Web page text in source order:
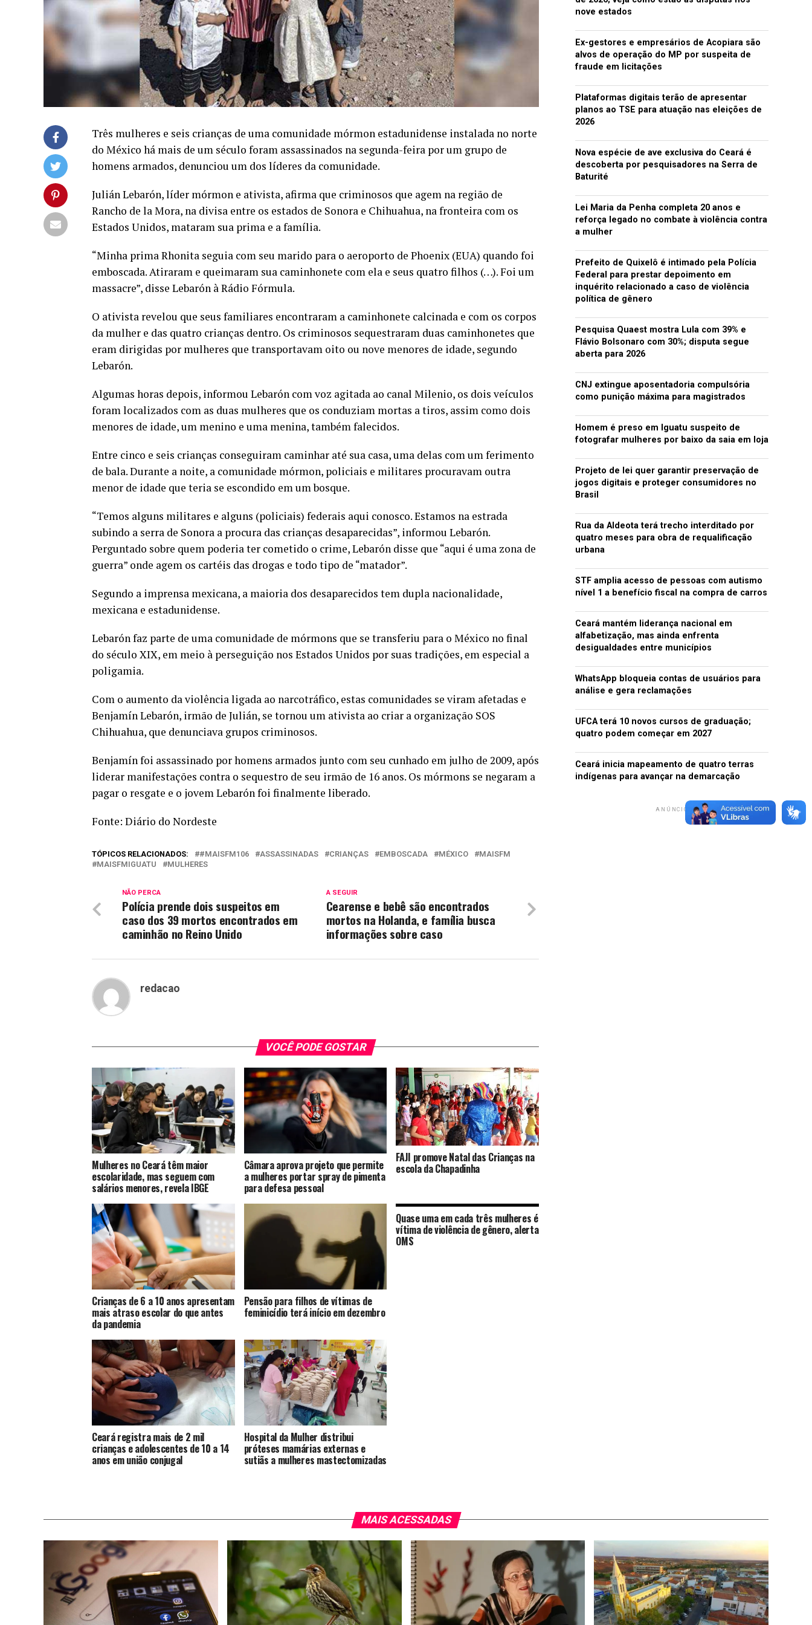
Três mulheres e seis crianças de uma comunidade mórmon estadunidense instalada no norte
do México há mais de um século foram assassinados na segunda-feira por um grupo de
homens armados, denunciou um dos líderes da comunidade.
Julián Lebarón, líder mórmon e ativista, afirma que criminosos que agem na região de
Rancho de la Mora, na divisa entre os estados de Sonora e Chihuahua, na fronteira com os
Estados Unidos, mataram sua prima e a família.
“Minha prima Rhonita seguia com seu marido para o aeroporto de Phoenix (EUA) quando foi
emboscada. Atiraram e queimaram sua caminhonete com ela e seus quatro filhos (…). Foi um
massacre”, disse Lebarón à Rádio Fórmula.
O ativista revelou que seus familiares encontraram a caminhonete calcinada e com os corpos
da mulher e das quatro crianças dentro. Os criminosos sequestraram duas caminhonetes que
eram dirigidas por mulheres que transportavam oito ou nove menores de idade, segundo
Lebarón.
Algumas horas depois, informou Lebarón com voz agitada ao canal Milenio, os dois veículos
foram localizados com as duas mulheres que os conduziam mortas a tiros, assim como dois
menores de idade, um menino e uma menina, também falecidos.
Entre cinco e seis crianças conseguiram caminhar até sua casa, uma delas com um ferimento
de bala. Durante a noite, a comunidade mórmon, policiais e militares procuravam outra
menor de idade que teria se escondido em um bosque.
“Temos alguns militares e alguns (policiais) federais aqui conosco. Estamos na estrada
subindo a serra de Sonora a procura das crianças desaparecidas”, informou Lebarón.
Perguntado sobre quem poderia ter cometido o crime, Lebarón disse que “aqui é uma zona de
guerra” onde agem os cartéis das drogas e todo tipo de “matador”.
Segundo a imprensa mexicana, a maioria dos desaparecidos tem dupla nacionalidade,
mexicana e estadunidense.
Lebarón faz parte de uma comunidade de mórmons que se transferiu para o México no final
do século XIX, em meio à perseguição nos Estados Unidos por suas tradições, em especial a
poligamia.
Com o aumento da violência ligada ao narcotráfico, estas comunidades se viram afetadas e
Benjamín Lebarón, irmão de Julián, se tornou um ativista ao criar a organização SOS
Chihuahua, que denunciava grupos criminosos.
Benjamín foi assassinado por homens armados junto com seu cunhado em julho de 2009, após
liderar manifestações contra o sequestro de seu irmão de 16 anos. Os mórmons se negaram a
pagar o resgate e o jovem Lebarón foi finalmente liberado.
Fonte: Diário do Nordeste
TÓPICOS RELACIONADOS: #MAISFM106 ASSASSINADAS CRIANÇAS EMBOSCADA MÉXICO
MAISFM
MAISFMIGUATU
MULHERES
A SEGUIR
Cearense e bebê são encontrados
mortos na Holanda, e família busca
informações sobre caso
NÃO PERCA
Polícia prende dois suspeitos em
caso dos 39 mortos encontrados em
caminhão no Reino Unido
redacao
VOCÊ PODE GOSTAR
Mulheres no Ceará têm maior
escolaridade, mas seguem com
salários menores, revela IBGE
Câmara aprova projeto que permite
a mulheres portar spray de pimenta
para defesa pessoal
FAJI promove Natal das Crianças na
escola da Chapadinha
Crianças de 6 a 10 anos apresentam
mais atraso escolar do que antes
da pandemia
Pensão para filhos de vítimas de
feminicídio terá início em dezembro
Quase uma em cada três mulheres é
vítima de violência de gênero, alerta
OMS
Ceará registra mais de 2 mil
crianças e adolescentes de 10 a 14
anos em união conjugal
Hospital da Mulher distribui
próteses mamárias externas e
sutiãs a mulheres mastectomizadas
nove estados
Ex-gestores e empresários de Acopiara são
alvos de operação do MP por suspeita de
fraude em licitações
Plataformas digitais terão de apresentar
planos ao TSE para atuação nas eleições de
2026
Nova espécie de ave exclusiva do Ceará é
descoberta por pesquisadores na Serra de
Baturité
Lei Maria da Penha completa 20 anos e
reforça legado no combate à violência contra
a mulher
Prefeito de Quixelô é intimado pela Polícia
Federal para prestar depoimento em
inquérito relacionado a caso de violência
política de gênero
Pesquisa Quaest mostra Lula com 39% e
Flávio Bolsonaro com 30%; disputa segue
aberta para 2026
CNJ extingue aposentadoria compulsória
como punição máxima para magistrados
Homem é preso em Iguatu suspeito de
fotografar mulheres por baixo da saia em loja
Projeto de lei quer garantir preservação de
jogos digitais e proteger consumidores no
Brasil
Rua da Aldeota terá trecho interditado por
quatro meses para obra de requalificação
urbana
STF amplia acesso de pessoas com autismo
nível 1 a benefício fiscal na compra de carros
Ceará mantém liderança nacional em
alfabetização, mas ainda enfrenta
desigualdades entre municípios
WhatsApp bloqueia contas de usuários para
análise e gera reclamações
UFCA terá 10 novos cursos de graduação;
quatro podem começar em 2027
Ceará inicia mapeamento de quatro terras
indígenas para avançar na demarcação
ANÚNCIO
MAIS ACESSADAS